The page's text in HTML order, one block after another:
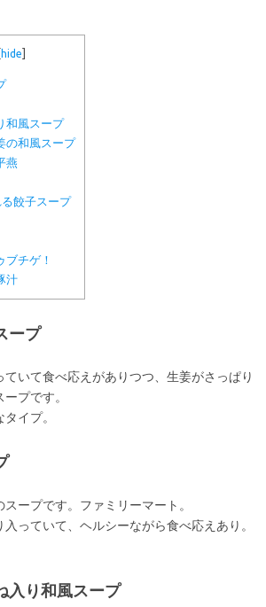
hide
和風スープ
の和風スープ
燕
餃子スープ
ブチゲ！
汁
ープ
ていて食べ応えがありつつ、生姜がさっぱり
プです。
イプ。
ープです。ファミリーマート。
っていて、ヘルシーながら食べ応えあり。
入り和風スープ